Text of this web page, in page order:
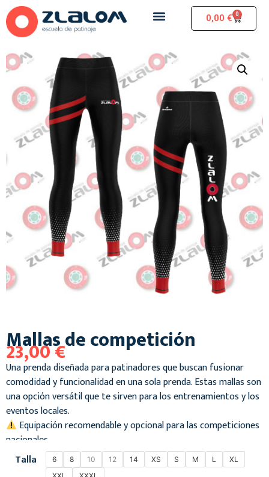
0,00€ 0
Mallas de competición
23,00€
Una prenda diseñada para patinadores que buscan fusionar
comodidad y funcionalidad en una sola prenda. Estas mallas son
una opción versátil que te sirven para los entrenamientos y los
eventos locales.
Equipación recomendable y opcional para las competiciones
nacionales.
Talla
6 8 10 12 14 XS S M L
XL